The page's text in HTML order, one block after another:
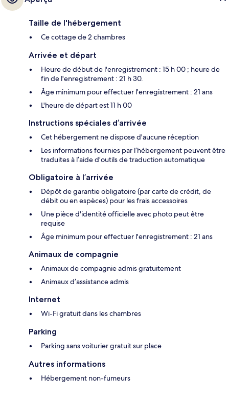
Taille de l'hébergement
Ce cottage de 2 chambres
Arrivée et départ
Heure de début de l'enregistrement : 15 h 00 ; heure de
fin de l'enregistrement : 21 h 30.
Âge minimum pour effectuer l'enregistrement : 21 ans
L'heure de départ est 11 h 00
Instructions spéciales d’arrivée
Cet hébergement ne dispose d'aucune réception
Les informations fournies par l’hébergement peuvent être
traduites à l’aide d’outils de traduction automatique
Obligatoire à l’arrivée
Dépôt de garantie obligatoire (par carte de crédit, de
débit ou en espèces) pour les frais accessoires
Une pièce d'identité officielle avec photo peut être
requise
Âge minimum pour effectuer l'enregistrement : 21 ans
Animaux de compagnie
Animaux de compagnie admis gratuitement
Animaux d’assistance admis
Internet
Wi-Fi gratuit dans les chambres
Parking
Parking sans voiturier gratuit sur place
Autres informations
Hébergement non-fumeurs